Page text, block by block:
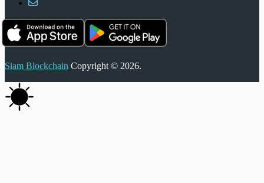
Siam Blockchain Copyright © 2026.